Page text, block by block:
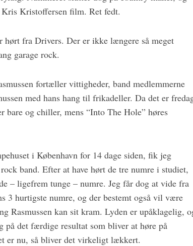
Kristoffersen film. Ret fedt.
fra Drivers. Der er ikke længere så meget
garage rock.
fortæller vittigheder, band medlemmerne
med hans hang til frikadeller. Da det er
og chiller, mens “Into The Hole” høres
i København for 14 dage siden, fik jeg
band. Efter at have hørt de tre numre i studiet,
– ligefrem tunge – numre. Jeg får dog at vide fra
3 hurtigste numre, og der bestemt også vil være
Rasmussen kan sit kram. Lyden er upåklagelig,
på det færdige resultat som bliver at høre på
er nu, så bliver det virkeligt lækkert.